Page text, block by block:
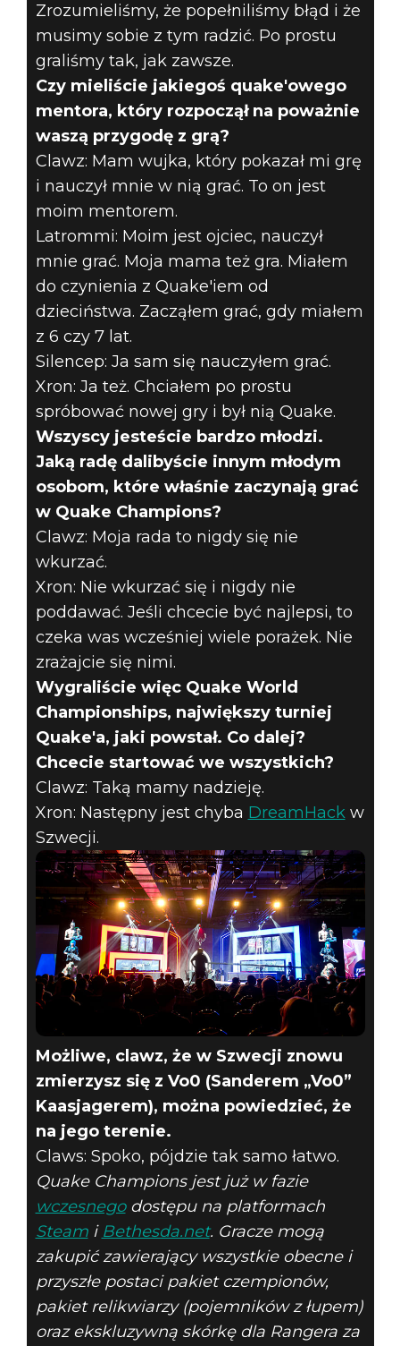
Zrozumieliśmy, że popełniliśmy błąd i że
musimy sobie z tym radzić. Po prostu
graliśmy tak, jak zawsze.
Czy mieliście jakiegoś quake'owego
mentora, który rozpoczął na poważnie
waszą przygodę z grą?
Clawz: Mam wujka, który pokazał mi grę
i nauczył mnie w nią grać. To on jest
moim mentorem.
Latrommi: Moim jest ojciec, nauczył
mnie grać. Moja mama też gra. Miałem
do czynienia z Quake'iem od
dzieciństwa. Zacząłem grać, gdy miałem
z 6 czy 7 lat.
Silencep: Ja sam się nauczyłem grać.
Xron: Ja też. Chciałem po prostu
spróbować nowej gry i był nią Quake.
Wszyscy jesteście bardzo młodzi.
Jaką radę dalibyście innym młodym
osobom, które właśnie zaczynają grać
w Quake Champions?
Clawz: Moja rada to nigdy się nie
wkurzać.
Xron: Nie wkurzać się i nigdy nie
poddawać. Jeśli chcecie być najlepsi, to
czeka was wcześniej wiele porażek. Nie
zrażajcie się nimi.
Wygraliście więc Quake World
Championships, największy turniej
Quake'a, jaki powstał. Co dalej?
Chcecie startować we wszystkich?
Clawz: Taką mamy nadzieję.
Xron: Następny jest chyba DreamHackw
Szwecji.
Możliwe, clawz, że w Szwecji znowu
zmierzysz się z Vo0 (Sanderem „Vo0”
Kaasjagerem), można powiedzieć, że
na jego terenie.
Claws: Spoko, pójdzie tak samo łatwo.
Quake Champions jest już w fazie
wczesnegodostępu na platformach
Steami Bethesda.net. Gracze mogą
zakupić zawierający wszystkie obecne i
przyszłe postaci pakiet czempionów,
pakiet relikwiarzy (pojemników z łupem)
oraz ekskluzywną skórkę dla Rangera za